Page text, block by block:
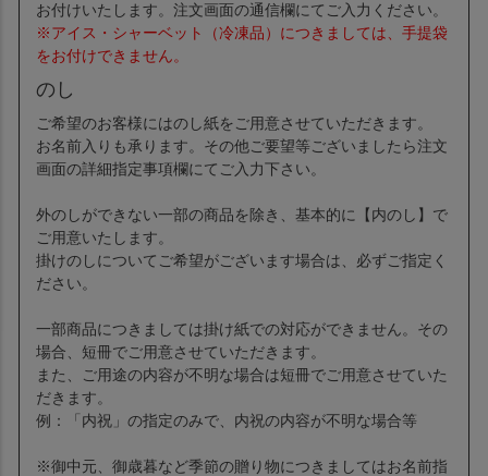
お付けいたします。注文画面の通信欄にてご入力ください。
※アイス・シャーベット（冷凍品）につきましては、手提袋
をお付けできません。
のし
ご希望のお客様にはのし紙をご用意させていただきます。
お名前入りも承ります。その他ご要望等ございましたら注文
画面の詳細指定事項欄にてご入力下さい。
外のしができない一部の商品を除き、基本的に【内のし】で
ご用意いたします。
掛けのしについてご希望がございます場合は、必ずご指定く
ださい。
一部商品につきましては掛け紙での対応ができません。その
場合、短冊でご用意させていただきます。
また、ご用途の内容が不明な場合は短冊でご用意させていた
だきます。
例：「内祝」の指定のみで、内祝の内容が不明な場合等
※御中元、御歳暮など季節の贈り物につきましてはお名前指